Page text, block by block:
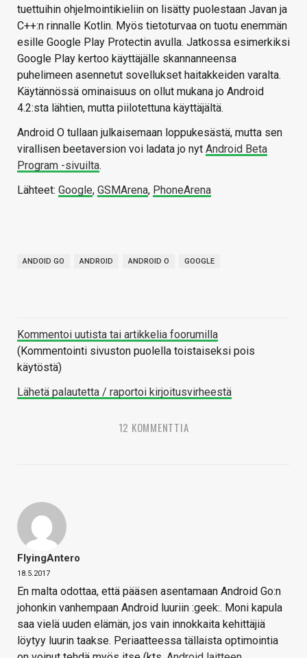
tuettuihin ohjelmointikieliin on lisätty puolestaan Javan ja
C++:n rinnalle Kotlin. Myös tietoturvaa on tuotu enemmän
esille Google Play Protectin avulla. Jatkossa esimerkiksi
Google Play kertoo käyttäjälle skannanneensa
puhelimeen asennetut sovellukset haitakkeiden varalta.
Käytännössä ominaisuus on ollut mukana jo Android
4.2:sta lähtien, mutta piilotettuna käyttäjältä.
Android O tullaan julkaisemaan loppukesästä, mutta sen
virallisen beetaversion voi ladata jo nyt Android Beta
Program -sivuilta.
Lähteet: Google, GSMArena, PhoneArena
ANDOID GO ANDROID ANDROID O GOOGLE
Kommentoi uutista tai artikkelia foorumilla
(Kommentointi sivuston puolella toistaiseksi pois
käytöstä)
Lähetä palautetta / raportoi kirjoitusvirheestä
12 KOMMENTTIA
FlyingAntero
18.5.2017
En malta odottaa, että pääsen asentamaan Android Go:n
johonkin vanhempaan Android luuriin :geek:. Moni kapula
saa vielä uuden elämän, jos vain innokkaita kehittäjiä
löytyy luurin taakse. Periaatteessa tällaista optimointia